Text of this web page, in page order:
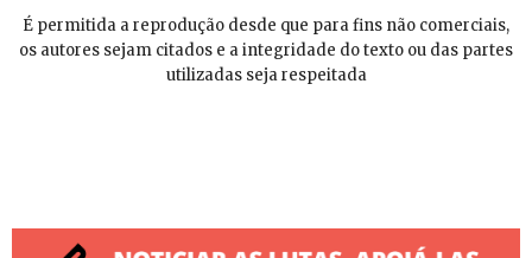
É permitida a reprodução desde que para fins não comerciais,
os autores sejam citados e a integridade do texto ou das partes
utilizadas seja respeitada